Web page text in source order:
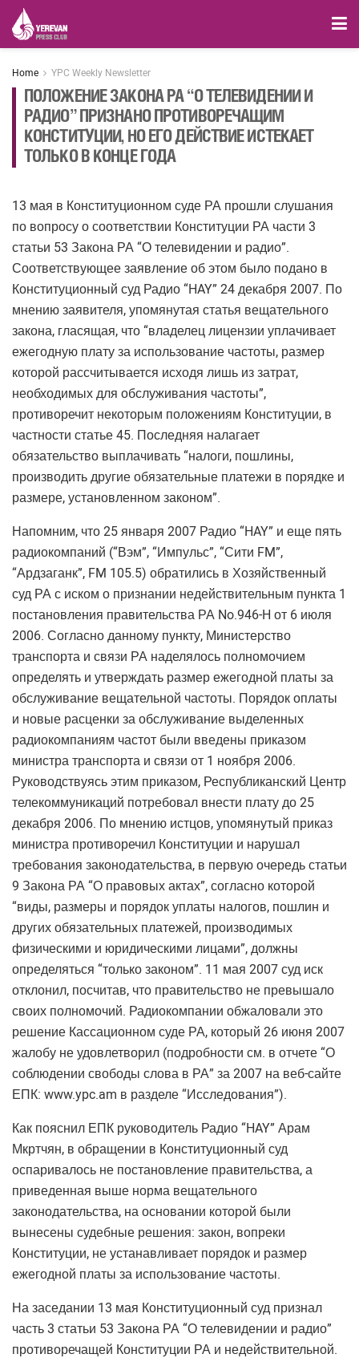
Home YPC Weekly Newsletter
ПОЛОЖЕНИЕ ЗАКОНА РА “О ТЕЛЕВИДЕНИИ И
РАДИО” ПРИЗНАНО ПРОТИВОРЕЧАЩИМ
КОНСТИТУЦИИ, НО ЕГО ДЕЙСТВИЕ ИСТЕКАЕТ
ТОЛЬКО В КОНЦЕ ГОДА
13 мая в Конституционном суде РА прошли слушания
по вопросу о соответствии Конституции РА части 3
статьи 53 Закона РА “О телевидении и радио”.
Соответствующее заявление об этом было подано в
Конституционный суд Радио “HAY” 24 декабря 2007. По
мнению заявителя, упомянутая статья вещательного
закона, гласящая, что “владелец лицензии уплачивает
ежегодную плату за использование частоты, размер
которой рассчитывается исходя лишь из затрат,
необходимых для обслуживания частоты”,
противоречит некоторым положениям Конституции, в
частности статье 45. Последняя налагает
обязательство выплачивать “налоги, пошлины,
производить другие обязательные платежи в порядке и
размере, установленном законом”.
Напомним, что 25 января 2007 Радио “HAY” и еще пять
радиокомпаний (“Вэм”, “Импульс”, “Сити FM”,
“Ардзаганк”, FM 105.5) обратились в Хозяйственный
суд РА с иском о признании недействительным пункта 1
постановления правительства РА No.946-H от 6 июля
2006. Согласно данному пункту, Министерство
транспорта и связи РА наделялось полномочием
определять и утверждать размер ежегодной платы за
обслуживание вещательной частоты. Порядок оплаты
и новые расценки за обслуживание выделенных
радиокомпаниям частот были введены приказом
министра транспорта и связи от 1 ноября 2006.
Руководствуясь этим приказом, Республиканский Центр
телекоммуникаций потребовал внести плату до 25
декабря 2006. По мнению истцов, упомянутый приказ
министра противоречил Конституции и нарушал
требования законодательства, в первую очередь статьи
9 Закона РА “О правовых актах”, согласно которой
“виды, размеры и порядок уплаты налогов, пошлин и
других обязательных платежей, производимых
физическими и юридическими лицами”, должны
определяться “только законом”. 11 мая 2007 суд иск
отклонил, посчитав, что правительство не превышало
своих полномочий. Радиокомпании обжаловали это
решение Кассационном суде РА, который 26 июня 2007
жалобу не удовлетворил (подробности см. в отчете “О
соблюдении свободы слова в РА” за 2007 на веб-сайте
ЕПК: www.ypc.am в разделе “Исследования”).
Как пояснил ЕПК руководитель Радио “HAY” Арам
Мкртчян, в обращении в Конституционный суд
оспаривалось не постановление правительства, а
приведенная выше норма вещательного
законодательства, на основании которой были
вынесены судебные решения: закон, вопреки
Конституции, не устанавливает порядок и размер
ежегодной платы за использование частоты.
На заседании 13 мая Конституционный суд признал
часть 3 статьи 53 Закона РА “О телевидении и радио”
противоречащей Конституции РА и недействительной.